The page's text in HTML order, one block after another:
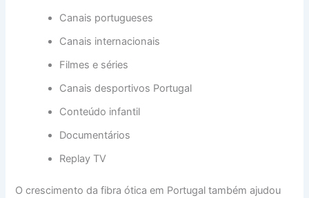
Canais portugueses
Canais internacionais
Filmes e séries
Canais desportivos Portugal
Conteúdo infantil
Documentários
Replay TV
O crescimento da fibra ótica em Portugal também ajudou